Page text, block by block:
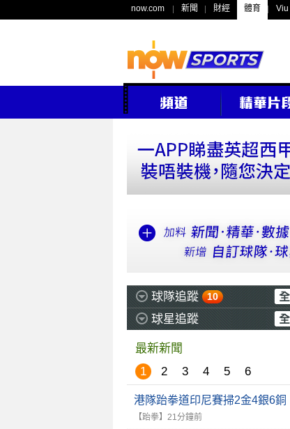
now.com 新聞 財經 體育 Viu
球隊追蹤 10
球星追蹤
最新新聞
1
2 3 4 5 6
港隊跆拳道印尼賽掃2金4銀6銅
【跆拳】 21分鐘前